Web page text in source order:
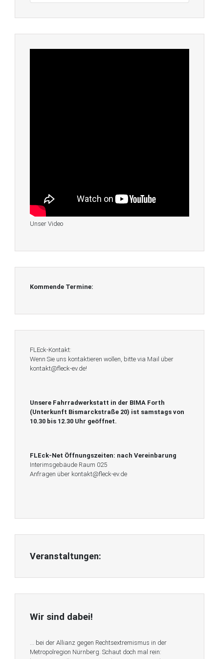
Unser Video
Kommende Termine:
FLEck-Kontakt:
Wenn Sie uns kontaktieren wollen, bitte via Mail über
kontakt@fleck-ev.de!
Unsere Fahrradwerkstatt in der BIMA Forth
(Unterkunft Bismarckstraße 20) ist samstags von
10.30 bis 12.30 Uhr geöffnet.
FLEck-Net Öffnungszeiten: nach Vereinbarung
Interimsgebäude Raum 025
Anfragen über kontakt@fleck-ev.de
Veranstaltungen:
Wir sind dabei!
… bei der Allianz gegen Rechtsextremismus in der
Metropolregion Nürnberg. Schaut doch mal rein: